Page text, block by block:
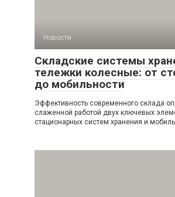
Новости
Складские системы
тележки колесные: от
до мобильности
Эффективность современного склада
слаженной работой двух ключевых
стационарных систем хранения и